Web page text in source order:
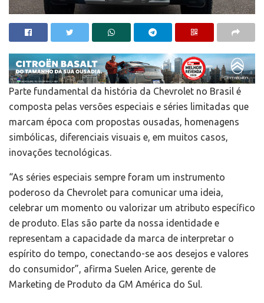
Parte fundamental da história da Chevrolet no Brasil é
composta pelas versões especiais e séries limitadas que
marcam época com propostas ousadas, homenagens
simbólicas, diferenciais visuais e, em muitos casos,
inovações tecnológicas.
“As séries especiais sempre foram um instrumento
poderoso da Chevrolet para comunicar uma ideia,
celebrar um momento ou valorizar um atributo específico
de produto. Elas são parte da nossa identidade e
representam a capacidade da marca de interpretar o
espírito do tempo, conectando-se aos desejos e valores
do consumidor”, afirma Suelen Arice, gerente de
Marketing de Produto da GM América do Sul.